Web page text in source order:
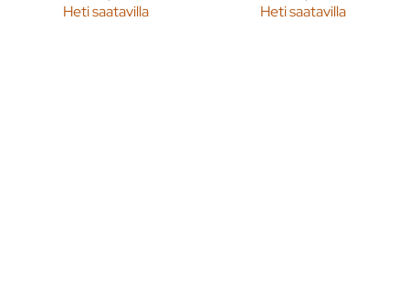
Heti saatavilla Heti saatavilla